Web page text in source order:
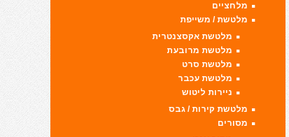
מלחציים
מלטשת / משייפת
מלטשת אקסצנטרית
מלטשת מרובעת
מלטשת סרט
מלטשת עכבר
ניירות ליטוש
מלטשת קירות / גבס
מסורים